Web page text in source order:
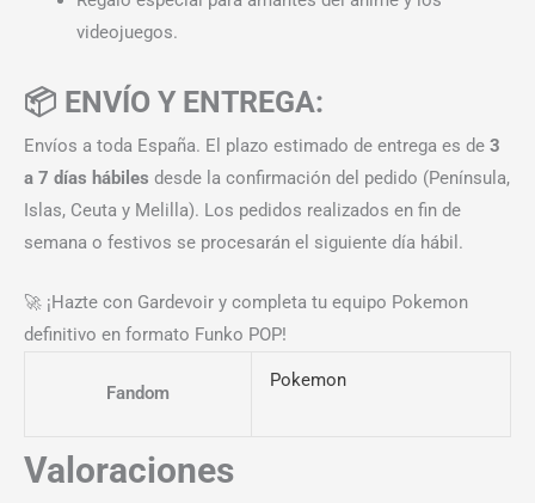
videojuegos.
📦 ENVÍO Y ENTREGA:
Envíos a toda España. El plazo estimado de entrega es de 3
a 7 días hábiles desde la confirmación del pedido (Península,
Islas, Ceuta y Melilla). Los pedidos realizados en fin de
semana o festivos se procesarán el siguiente día hábil.
🚀 ¡Hazte con Gardevoir y completa tu equipo Pokemon
definitivo en formato Funko POP!
Fandom
Pokemon
Valoraciones